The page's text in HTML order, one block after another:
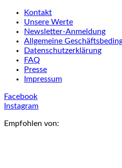
Kontakt
Unsere Werte
Newsletter-Anmeldung
Allgemeine
Datenschutzerklärung
FAQ
Presse
Impressum
Facebook
Instagram
Empfohlen von: